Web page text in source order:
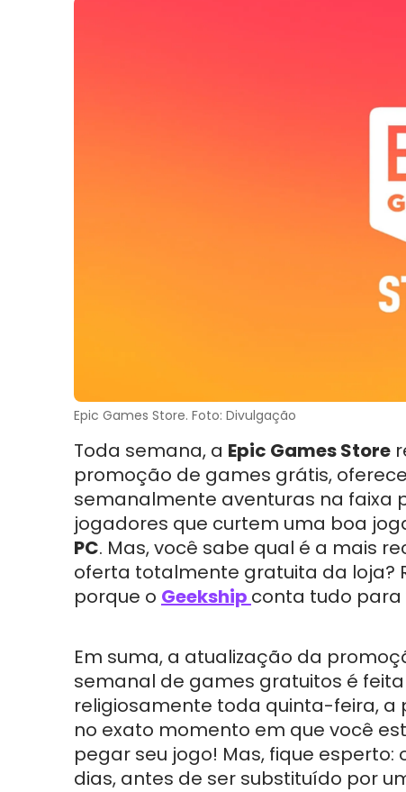
Epic Games Store. Foto: Divulgação
Toda semana, a Epic Games Store
promoção de games grátis,
semanalmente aventuras na faixa
jogadores que curtem uma boa
PC. Mas, você sabe qual é a mais
oferta totalmente gratuita da loja?
porque o Geekship conta tudo para
Em suma, a atualização da
semanal de games gratuitos é feita
religiosamente toda quinta-feira, a
no exato momento em que você
pegar seu jogo! Mas, fique
dias, antes de ser substituído por